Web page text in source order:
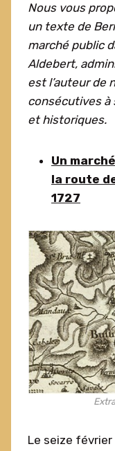
Nous vous
un texte de
marché public
Aldebert,
est l’auteur de
consécutives à
et historiques.
Un
la route
1727
Le seize